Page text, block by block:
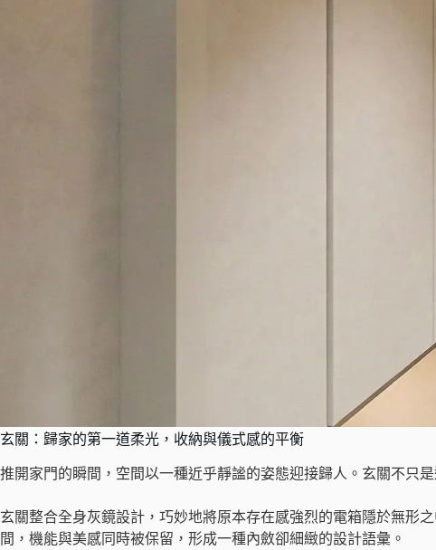
玄關：歸家的第一道柔光，收納與儀式感的平衡
推開家門的瞬間，空間以一種近乎靜謐的姿態迎接歸人。玄關不只
玄關整合全身灰鏡設計，巧妙地將原本存在感強烈的電箱隱於無形
間，機能與美感同時被保留，形成一種內斂卻細緻的設計語彙。